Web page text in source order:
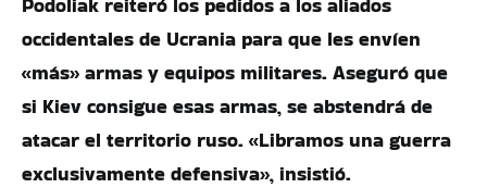
occidentales de Ucrania para que les envíen
«más» armas y equipos militares. Aseguró que
si Kiev consigue esas armas, se abstendrá de
atacar el territorio ruso. «Libramos una guerra
exclusivamente defensiva», insistió.